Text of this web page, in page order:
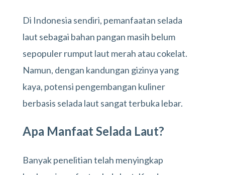
Di Indonesia sendiri, pemanfaatan selada
laut sebagai bahan pangan masih belum
sepopuler rumput laut merah atau cokelat.
Namun, dengan kandungan gizinya yang
kaya, potensi pengembangan kuliner
berbasis selada laut sangat terbuka lebar.
Apa Manfaat Selada Laut?
Banyak penelitian telah menyingkap